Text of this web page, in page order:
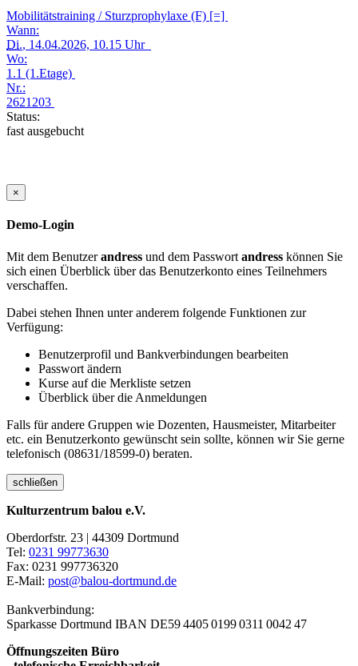
Mobilitätstraining / Sturzprophylaxe (F) [=]
Wann:
Di., 14.04.2026, 10.15 Uhr
Wo:
1.1 (1.Etage)
Nr.:
2621203
Status:
fast ausgebucht
×
Demo-Login
Mit dem Benutzerandress und dem Passwort andress können Sie
sich einen Überblick über das Benutzerkonto eines Teilnehmers
verschaffen.
Dabei stehen Ihnen unter anderem folgende Funktionen zur
Verfügung:
Benutzerprofil und Bankverbindungen bearbeiten
Passwort ändern
Kurse auf die Merkliste setzen
Überblick über die Anmeldungen
Falls für andere Gruppen wie Dozenten, Hausmeister, Mitarbeiter
etc. ein Benutzerkonto gewünscht sein sollte, können wir Sie gerne
telefonisch (08631/18599-0) beraten.
schließen
Kulturzentrum balou e.V.
Oberdorfstr. 23 | 44309 Dortmund
Tel: 0231 99773630
Fax: 0231 997736320
E-Mail: post@balou-dortmund.de
Bankverbindung:
Sparkasse Dortmund IBAN DE59 4405 0199 0311 0042 47
Öffnungszeiten Büro